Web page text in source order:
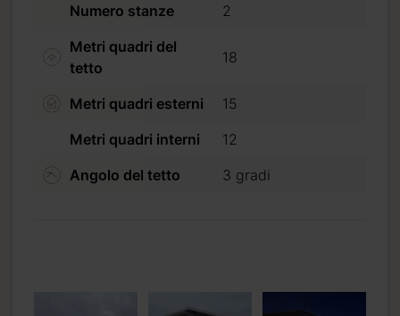
Numero stanze
2
Metri quadri del
tetto
18
Metri quadri esterni
15
Metri quadri interni
12
Angolo del tetto
3 gradi